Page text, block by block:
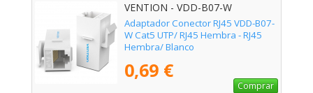
VENTION - VDD-B07-W
Adaptador Conector RJ45 VDD-B07-
W Cat5 UTP/ RJ45 Hembra - RJ45
Hembra/ Blanco
0,69 €
Comprar